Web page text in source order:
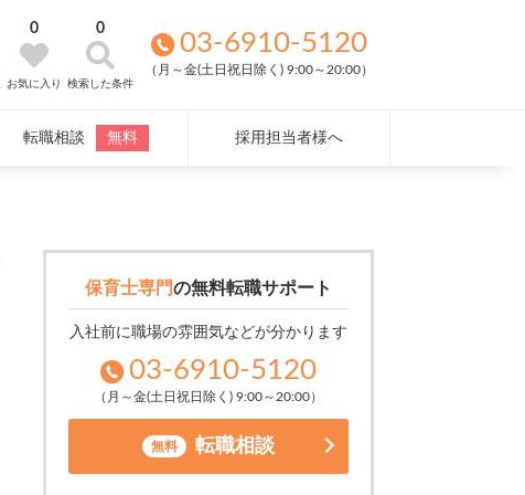
0
お気に入り
0
検索した条件
03-6910-5120
（月～金(土日祝日除く) 9:00～20:00）
転職相談 無料 採用担当者様へ
保育士専門の無料転職サポート
入社前に職場の雰囲気などが分かります
03-6910-5120
（月～金(土日祝日除く) 9:00～20:00）
無料 転職相談